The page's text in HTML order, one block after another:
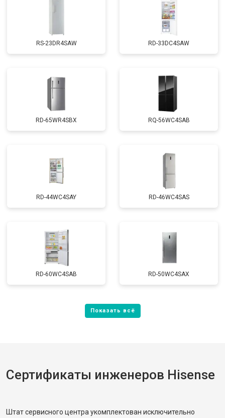
RS-23DR4SAW RD-33DC4SAW
RD-65WR4SBX RQ-56WC4SAB
RD-44WC4SAY RD-46WC4SAS
RD-60WC4SAB RD-50WC4SAX
Сертификаты инженеров Hisense
Штат сервисного центра укомплектован исключительно